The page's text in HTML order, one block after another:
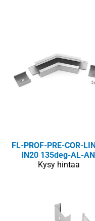
FL-PROF-PRE-COR-
IN20 135deg-AL-AN
Kysy hintaa